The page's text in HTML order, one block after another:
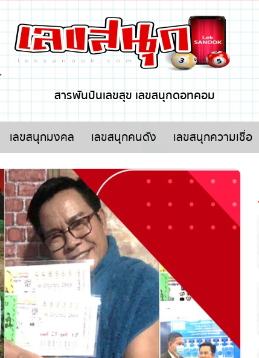
สารพันปันเลขสุข เลขสนุกดอทคอม
เลขสนุกมงคล เลขสนุกคนดัง เลขสนุกความเชื่อ